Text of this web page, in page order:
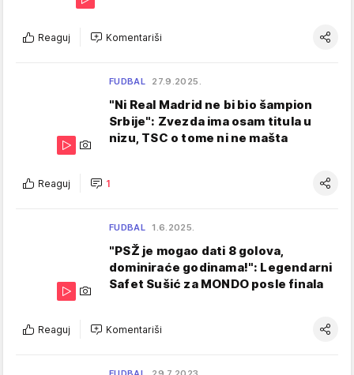
Reaguj Komentariši
FUDBAL 27.9.2025.
"Ni Real Madrid ne bi bio šampion
Srbije": Zvezda ima osam titula u
nizu, TSC o tome ni ne mašta
Reaguj 1
FUDBAL 1.6.2025.
"PSŽ je mogao dati 8 golova,
dominiraće godinama!": Legendarni
Safet Sušić za MONDO posle finala
Reaguj Komentariši